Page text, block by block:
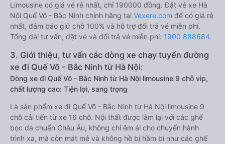
Limousine có giá vé rẻ nhất, chỉ 190000 đồng. Đặt vé xe Hà
Nội Quế Võ - Bắc Ninh chính hãng tại Vexere.com để có giá rẻ
nhất, đảm bảo giữ chỗ 100% và hỗ trợ đổi trả vé miễn phí.
Tổng đài tư vấn, đặt vé và đổi trả vé miễn phí: 1900 888684.
3. Giới thiệu, tư vấn các dòng xe chạy tuyến đường
xe đi Quế Võ - Bắc Ninh từ Hà Nội:
Dòng xe đi Quế Võ - Bắc Ninh từ Hà Nội limousine 9 chỗ vip,
chất lượng cao: Tiện lợi, sang trọng
Là sản phẩm xe đi Quế Võ - Bắc Ninh từ Hà Nội limousine 9
chỗ cải tiến từ xe 16 chỗ. Nội thất được làm lại với các ghế
bọc da chuẩn Châu Âu, không chỉ êm ái cho chuyến hành
trình xa, mà còn mát mẻ và không hề bị hầm bí như các ghế